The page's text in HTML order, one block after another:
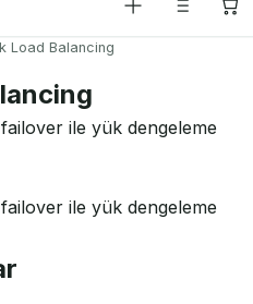
Load Balancing
ile yük dengeleme
ile yük dengeleme